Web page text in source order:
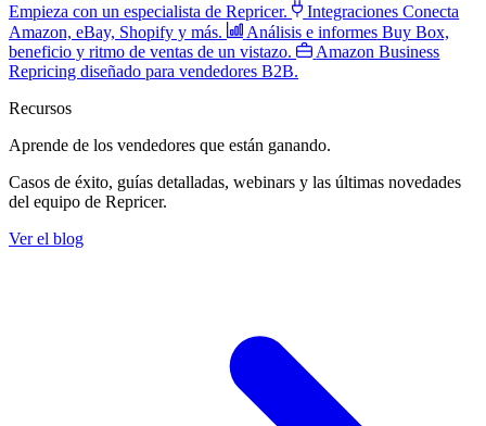
Empieza con un especialista de Repricer.
Integraciones Conecta
Amazon, eBay, Shopify y más.
Análisis e informes Buy Box,
beneficio y ritmo de ventas de un vistazo.
Amazon Business
Repricing diseñado para vendedores B2B.
Recursos
Aprende de los vendedores que están ganando.
Casos de éxito, guías detalladas, webinars y las últimas novedades
del equipo de Repricer.
Ver el blog